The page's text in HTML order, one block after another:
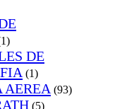
DE
(1)
AEREA (93)
(5)